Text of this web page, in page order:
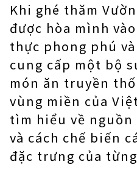
Khi ghé thăm
được hòa mình
thực phong phú
cung cấp một bộ
món ăn truyền
vùng miền của
tìm hiểu về
và cách chế biến
đặc trưng của